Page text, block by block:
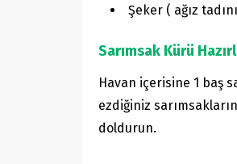
Şeker ( ağız
Sarımsak Kürü
Havan içerisine 1 baş
ezdiğiniz
doldurun.